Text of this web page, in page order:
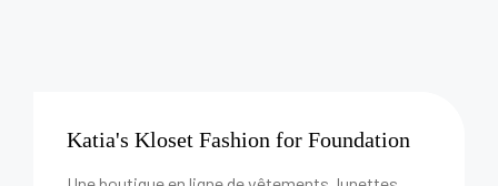
Katia's Kloset Fashion for Foundation